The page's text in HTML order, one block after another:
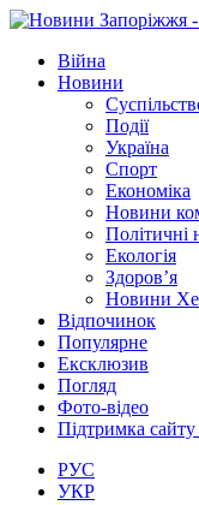
Війна
Новини
Події
Україна
Спорт
Економіка
Новини
Політичні
Екологія
Здоров’я
Новини
Відпочинок
Популярне
Ексклюзив
Погляд
Фото-відео
Підтримка
РУС
УКР